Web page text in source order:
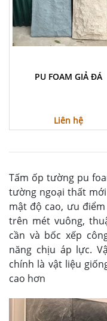
PU FOAM GIẢ ĐÁ
Liên hệ
Tấm ốp tường pu
tường ngoại thất
mật độ cao, ưu
trên mét vuông,
cần và bốc xếp
năng chịu áp lực.
chính là vật liệu
cao hơn